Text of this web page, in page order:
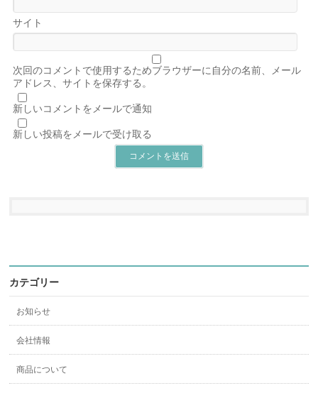
サイト
次回のコメントで使用するためブラウザーに自分の名前、メール
アドレス、サイトを保存する。
新しいコメントをメールで通知
新しい投稿をメールで受け取る
カテゴリー
お知らせ
会社情報
商品について